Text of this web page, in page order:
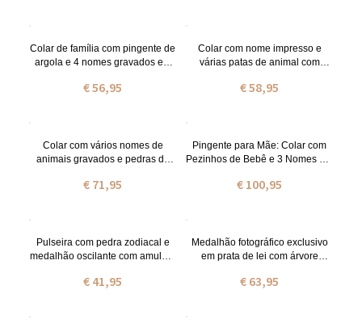
Colar de família com pingente de
argola e 4 nomes gravados em
€ 56,95
Colar com nome impresso e
várias patas de animal com
€ 58,95
Colar com vários nomes de
animais gravados e pedras de
€ 71,95
Pingente para Mãe: Colar com
Pezinhos de Bebê e 3 Nomes em
€ 100,95
Pulseira com pedra zodiacal e
medalhão oscilante com amuleto
€ 41,95
Medalhão fotográfico exclusivo
em prata de lei com árvore
€ 63,95